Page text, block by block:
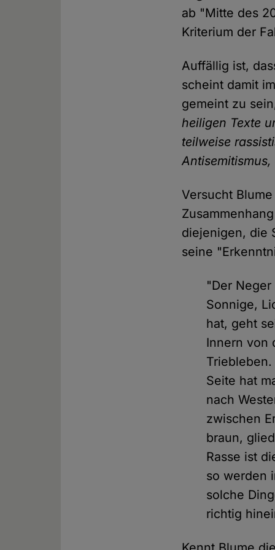
ab "Mitte des
Kriterium der
Auffällig ist,
scheint damit
gemeint zu
heiligen Texte
teilweise
Versucht
diejenigen, die
seine
"Der
Sonnige,
hat, geht
Innern von
Seite hat
nach
zwischen
braun,
Rasse ist
so werden
solche
richtig